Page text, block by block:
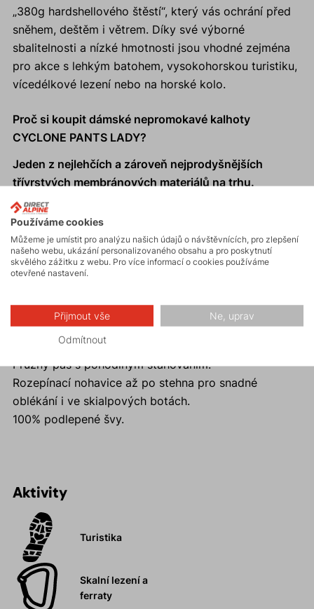
„380g hardshellového štěstí“, který vás ochrání před
sněhem, deštěm i větrem. Díky své výborné
sbalitelnosti a nízké hmotnosti jsou vhodné zejména
pro akce s lehkým batohem, vysokohorskou turistiku,
vícedélkové lezení nebo na horské kolo.
Proč si koupit dámské nepromokavé kalhoty
CYCLONE PANTS LADY?
Jeden z nejlehčích a zároveň nejprodyšnějších
třívrstvých membránových materiálů na trhu.
Špičkový materiál Gelanots ultra light shell.
Rychlý odvod vlhkosti a zároveň vysoký vodní
sloupec a vynikající větruodolnost.
Záložní kalhoty, kompaktní sbalitelnost do vnitřní
kapsy.
Light.
Reflexní prvky zajistí viditelnost a bezpečnost v šeru i
Pružný pas s pohodlným stahováním.
Rozepínací nohavice až po stehna pro snadné
oblékání i ve skialpových botách.
100% podlepené švy.
Aktivity
Turistika
Skalní lezení a
ferraty
Používáme cookies
Můžeme je umístit pro analýzu našich údajů o návštěvnících, pro zlepšení
našeho webu, ukázání personalizovaného obsahu a pro poskytnutí
skvělého zážitku z webu. Pro více informací o cookies používáme
otevřené nastavení.
Přijmout vše Ne, uprav
Odmítnout